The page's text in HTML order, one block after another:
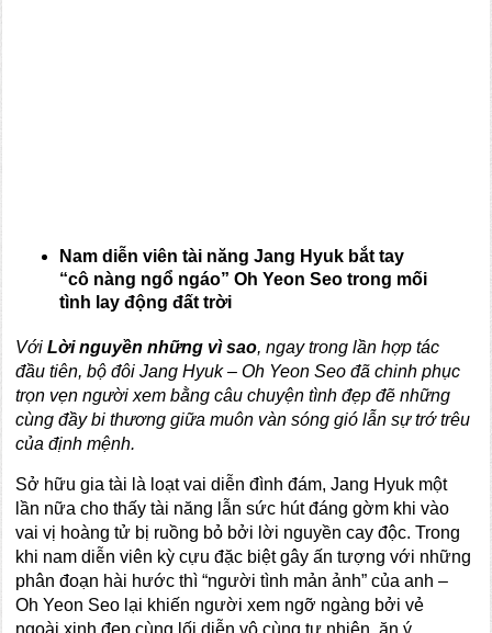
Nam diễn viên tài năng Jang Hyuk bắt tay
“cô nàng ngổ ngáo” Oh Yeon Seo trong mối
tình lay động đất trời
VớiLời nguyền những vì sao, ngay trong lần hợp tác
đầu tiên, bộ đôi Jang Hyuk – Oh Yeon Seo đã chinh phục
trọn vẹn người xem bằng câu chuyện tình đẹp đẽ những
cùng đầy bi thương giữa muôn vàn sóng gió lẫn sự trớ trêu
của định mệnh.
Sở hữu gia tài là loạt vai diễn đình đám, Jang Hyuk một
lần nữa cho thấy tài năng lẫn sức hút đáng gờm khi vào
vai vị hoàng tử bị ruồng bỏ bởi lời nguyền cay độc. Trong
khi nam diễn viên kỳ cựu đặc biệt gây ấn tượng với những
phân đoạn hài hước thì “người tình mản ảnh” của anh –
Oh Yeon Seo lại khiến người xem ngỡ ngàng bởi vẻ